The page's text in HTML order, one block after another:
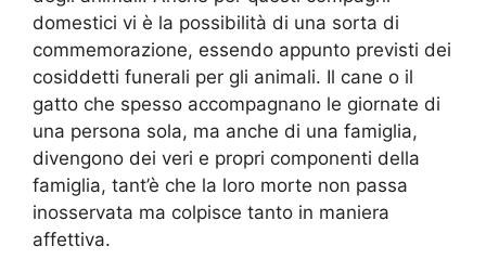
domestici vi è la possibilità di una sorta di
commemorazione, essendo appunto previsti dei
cosiddetti funerali per gli animali. Il cane o il
gatto che spesso accompagnano le giornate di
una persona sola, ma anche di una famiglia,
divengono dei veri e propri componenti della
famiglia, tant’è che la loro morte non passa
inosservata ma colpisce tanto in maniera
affettiva.